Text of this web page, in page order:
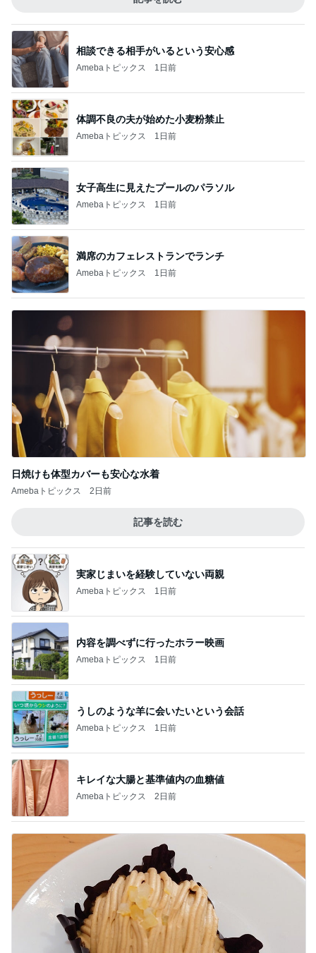
相談できる相手がいるという安心感
Amebaトピックス 1日前
体調不良の夫が始めた小麦粉禁止
Amebaトピックス 1日前
女子高生に見えたプールのパラソル
Amebaトピックス 1日前
満席のカフェレストランでランチ
Amebaトピックス 1日前
日焼けも体型カバーも安心な水着
Amebaトピックス 2日前
記事を読む
実家じまいを経験していない両親
Amebaトピックス 1日前
内容を調べずに行ったホラー映画
Amebaトピックス 1日前
うしのような羊に会いたいという会話
Amebaトピックス 1日前
キレイな大腸と基準値内の血糖値
Amebaトピックス 2日前